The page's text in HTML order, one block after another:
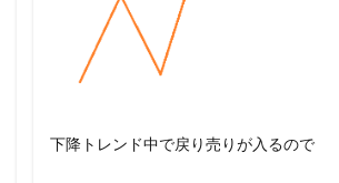
下降トレンド中で戻り売りが入るので